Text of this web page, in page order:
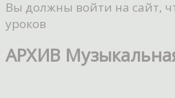
Вы должны войти на сайт,
уроков
АРХИВ